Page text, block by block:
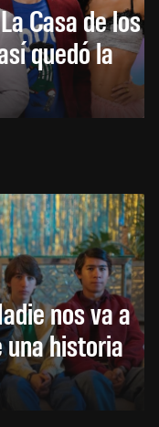
Casa de los
quedó la
nos va a
una historia